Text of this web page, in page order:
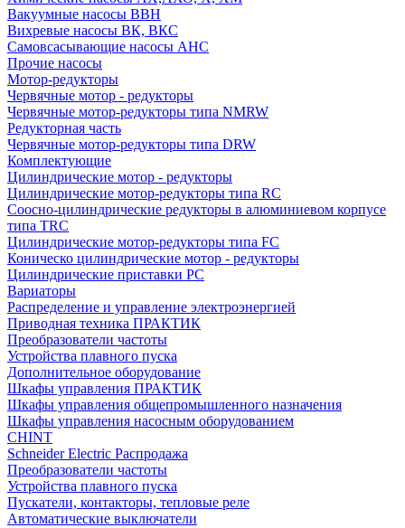
Вакуумные насосы ВВН
Вихревые насосы ВК, ВКС
Самовсасывающие насосы АНС
Прочие насосы
Мотор-редукторы
Червячные мотор - редукторы
Червячные мотор-редукторы типа NMRW
Редукторная часть
Червячные мотор-редукторы типа DRW
Комплектующие
Цилиндрические мотор - редукторы
Цилиндрические мотор-редукторы типа RC
Соосно-цилиндрические редукторы в алюминиевом корпусе
типа TRC
Цилиндрические мотор-редукторы типа FC
Коническо цилиндрические мотор - редукторы
Цилиндрические приставки PC
Вариаторы
Распределение и управление электроэнергией
Приводная техника ПРАКТИК
Преобразователи частоты
Устройства плавного пуска
Дополнительное оборудование
Шкафы управления ПРАКТИК
Шкафы управления общепромышленного назначения
Шкафы управления насосным оборудованием
CHINT
Schneider Electric Распродажа
Преобразователи частоты
Устройства плавного пуска
Пускатели, контакторы, тепловые реле
Автоматические выключатели